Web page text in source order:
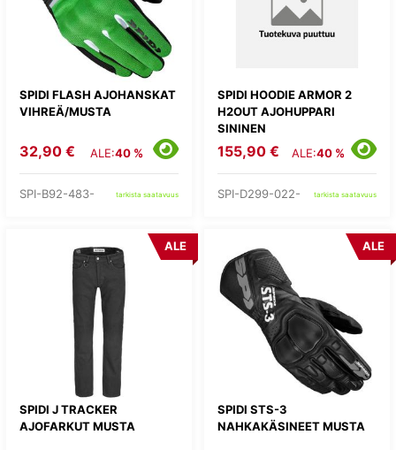
SPIDI FLASH AJOHANSKAT
VIHREÄ/MUSTA
32,90 € ALE:40 %
SPI-B92-483- tarkista saatavuus
SPIDI HOODIE ARMOR 2
H2OUT AJOHUPPARI
SININEN
155,90 € ALE:40 %
SPI-D299-022- tarkista saatavuus
SPIDI J TRACKER
AJOFARKUT MUSTA
ALE
SPIDI STS-3
NAHKAKÄSINEET MUSTA
ALE